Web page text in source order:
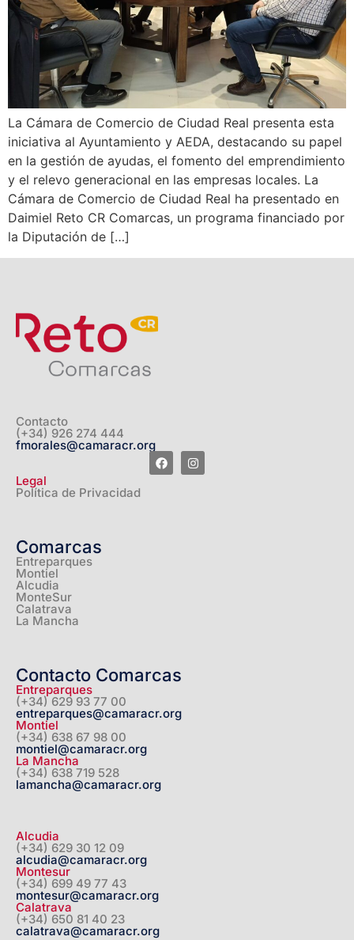
La Cámara de Comercio de Ciudad Real presenta esta
iniciativa al Ayuntamiento y AEDA, destacando su papel
en la gestión de ayudas, el fomento del emprendimiento
y el relevo generacional en las empresas locales. La
Cámara de Comercio de Ciudad Real ha presentado en
Daimiel Reto CR Comarcas, un programa financiado por
la Diputación de […]
Contacto
(+34) 926 274 444
fmorales@camaracr.org
Legal
Política de Privacidad
Comarcas
Entreparques
Montiel
Alcudia
MonteSur
Calatrava
La Mancha
Contacto Comarcas
Entreparques
(+34) 629 93 77 00
entreparques@camaracr.org
Montiel
(+34) 638 67 98 00
montiel@camaracr.org
La Mancha
(+34) 638 719 528
lamancha@camaracr.org
Alcudia
(+34) 629 30 12 09
alcudia@camaracr.org
Montesur
(+34) 699 49 77 43
montesur@camaracr.org
Calatrava
(+34) 650 81 40 23
calatrava@camaracr.org